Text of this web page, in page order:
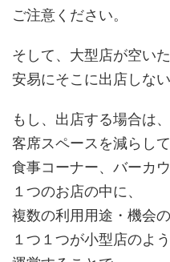
ご注意ください。
そして、大型店が空い
安易にそこに出店しない
もし、出店する場合は、
客席スペースを減らして
食事コーナー、バーカ
１つのお店の中に、
複数の利用用途・機会
１つ１つが小型店のよ